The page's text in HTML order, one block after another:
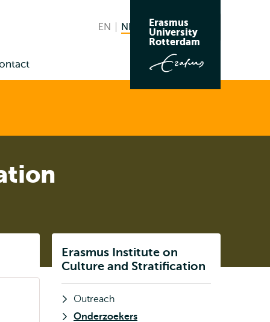
taal
EN English
NL Nederlands huidige taal
Zoeken
Erasmus
University
Rotterdam
Subnavigatie
Erasmus Institute on
Culture and Stratification
Outreach
Onderzoekers